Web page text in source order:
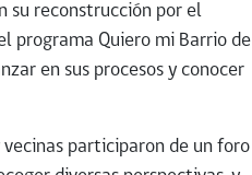
su reconstrucción por el
programa Quiero mi Barrio de
en sus procesos y conocer
participaron de un foro